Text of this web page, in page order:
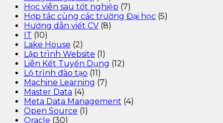
Học viên sau tốt nghiệp (7)
Hợp tác cùng các trường Đại học (5)
Hướng dẫn viết CV (8)
IT (10)
Lake House (2)
Lập trình Website (1)
Liên Kết Tuyển Dụng (12)
Lộ trình đào tạo (11)
Machine Learning (7)
Master Data (4)
Meta Data Management (4)
Open Source (1)
Oracle (30)